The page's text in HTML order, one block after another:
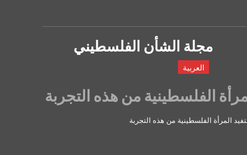
مجلة الشأن الفلسطيني
العربية
الفلسطينية من هذه التجربة
المرأة الفلسطينية من هذه التجربة